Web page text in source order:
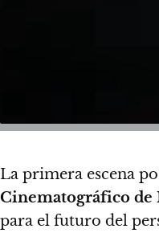
La primera escena
Cinematográfico de
para el futuro del